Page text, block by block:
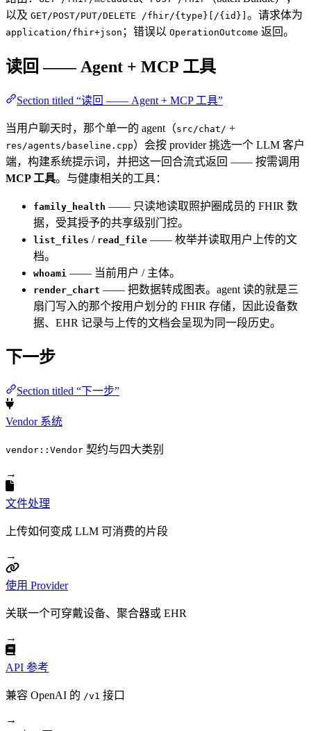
以及 GET/POST/PUT/DELETE /fhir/{type}[/{id}] 。请求体为
application/fhir+json ；错误以 OperationOutcome 返回。
读回 —— Agent + MCP 工具
Section titled “读回 —— Agent + MCP 工具”
当用户聊天时，那个单一的 agent（src/chat/ +
res/agents/baseline.cpp）会按 provider 挑选一个 LLM 客户
端，构建系统提示词，并把这一回合流式返回 —— 按需调用
MCP 工具。与健康相关的工具：
family_health —— 只读地读取照护圈成员的 FHIR 数
据，受其授予的共享级别门控。
list_files / read_file —— 枚举并读取用户上传的文
档。
whoami —— 当前用户 / 主体。
render_chart —— 把数据转成图表。agent 读的就是三
扇门写入的那个按用户划分的 FHIR 存储，因此设备数
据、EHR 记录与上传的文档会呈现为同一段历史。
下一步
Section titled “下一步”
Vendor 系统
vendor::Vendor 契约与四大类别
→
文件处理
上传如何变成 LLM 可消费的片段
→
使用 Provider
关联一个可穿戴设备、聚合器或 EHR
→
API 参考
兼容 OpenAI 的 /v1 接口
→